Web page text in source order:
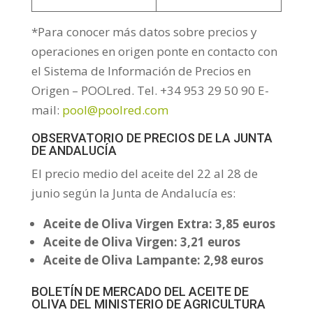
*Para conocer más datos sobre precios y
operaciones en origen ponte en contacto con
el Sistema de Información de Precios en
Origen – POOLred. Tel. +34 953 29 50 90 E-
mail: pool@poolred.com
OBSERVATORIO DE PRECIOS DE LA JUNTA
DE ANDALUCÍA
El precio medio del aceite del 22 al 28 de
junio según la Junta de Andalucía es:
Aceite de Oliva Virgen Extra: 3,85 euros
Aceite de Oliva Virgen: 3,21 euros
Aceite de Oliva Lampante: 2,98 euros
BOLETÍN DE MERCADO DEL ACEITE DE
OLIVA DEL MINISTERIO DE AGRICULTURA